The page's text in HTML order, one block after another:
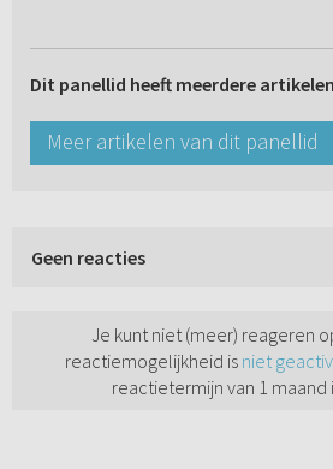
Dit panellid heeft meerdere
Meer artikelen van dit panellid
Geen reacties
Je kunt niet (meer) reageren
reactiemogelijkheid is niet
reactietermijn van 1 maand